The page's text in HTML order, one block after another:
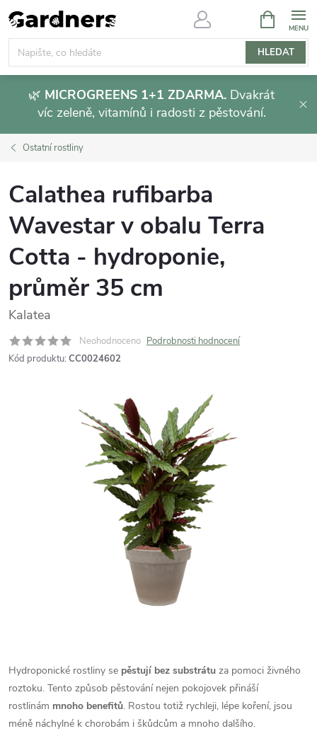
Přejít
na
obsah
HLEDAT
NÁKUPNÍ
KOŠÍK
🌿 MICROGREENS 1+1 ZDARMA. Dvakrát
víc zeleně, vitamínů i radosti z pěstování.
Ostatní rostliny
Calathea rufibarba
Wavestar v obalu Terra
Cotta - hydroponie,
průměr 35 cm
Kalatea
Neohodnoceno Podrobnosti hodnocení
Kód produktu: CC0024602
Hydroponické rostliny se pěstují bez substrátu za pomoci živného
roztoku. Tento způsob pěstování nejen pokojovek přináší
rostlinám mnoho benefitů. Rostou totiž rychleji, lépe koření, jsou
méně náchylné k chorobám i škůdcům a mnoho dalšího.